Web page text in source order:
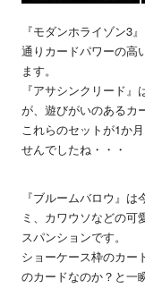
『モダンホライゾン3
通りカードパワーの高
ます。
『アサシンクリード
が、遊びがいのあるカ
これらのセットが1か
せんでしたね・・・
『ブルームバロウ』
ミ、カワウソなどの可
スパンションです。
ショーケース枠のカー
のカードなのか？と一